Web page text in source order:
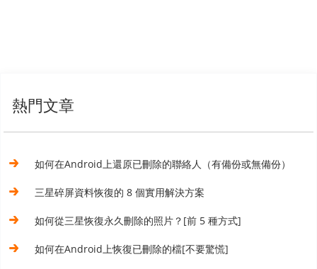
熱門文章
如何在Android上還原已刪除的聯絡人（有備份或無備份）
三星碎屏資料恢復的 8 個實用解決方案
如何從三星恢復永久刪除的照片？[前 5 種方式]
如何在Android上恢復已刪除的檔[不要驚慌]